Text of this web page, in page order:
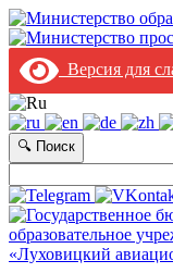
Версия для
🔍 Поиск